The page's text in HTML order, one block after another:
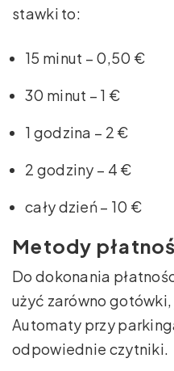
stawki to:
15 minut – 0,50 €
30 minut – 1 €
1 godzina – 2 €
2 godziny – 4 €
cały dzień – 10 €
Metody
Do dokonania
użyć zarówno
Automaty przy
odpowiednie czytniki.